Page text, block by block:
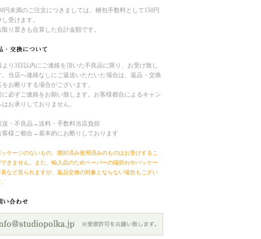
円未満のご注文につきましては、梱包手数料として150円
し受けます。
り置きも合算した合計金額です。
より3日以内にご連絡を頂いた不良品に限り、お受け致し
。当店へ連絡なしにご返送いただいた場合は、返品・交換
をお断りする場合がございます。
に必ずご連絡をお願い致します。お客様都合によるキャン
はお承りしておりません。
送・不良品→送料・手数料当店負担
客様ご都合→基本的にお断りしております
ッケージのないもの、開封済み使用済みのものはお受けするこ
できません。また、輸入品のためペーパーの端折れやパッケー
良など見られますが、返品交換の対象とならない場合もござい